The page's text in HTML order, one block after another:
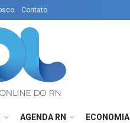
Contato
AGENDA RN ECONOMIA